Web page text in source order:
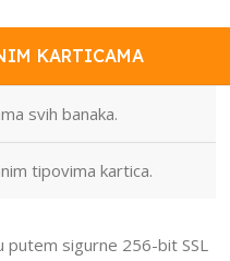
KARTICAMA
svih banaka.
tipovima kartica.
putem sigurne 256-bit SSL